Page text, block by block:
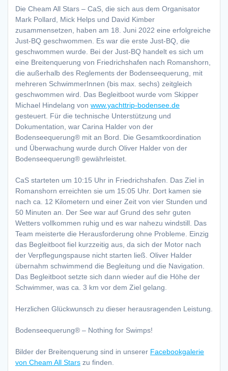
Die Cheam All Stars – CaS, die sich aus dem Organisator
Mark Pollard, Mick Helps und David Kimber
zusammensetzen, haben am 18. Juni 2022 eine erfolgreiche
Just-BQ geschwommen. Es war die erste Just-BQ, die
geschwommen wurde. Bei der Just-BQ handelt es sich um
eine Breitenquerung von Friedrichshafen nach Romanshorn,
die außerhalb des Reglements der Bodenseequerung, mit
mehreren SchwimmerInnen (bis max. sechs) zeitgleich
geschwommen wird. Das Begleitboot wurde vom Skipper
Michael Hindelang von www.yachttrip-bodensee.de
gesteuert. Für die technische Unterstützung und
Dokumentation, war Carina Halder von der
Bodenseequerung® mit an Bord. Die Gesamtkoordination
und Überwachung wurde durch Oliver Halder von der
Bodenseequerung® gewährleistet.
CaS starteten um 10:15 Uhr in Friedrichshafen. Das Ziel in
Romanshorn erreichten sie um 15:05 Uhr. Dort kamen sie
nach ca. 12 Kilometern und einer Zeit von vier Stunden und
50 Minuten an. Der See war auf Grund des sehr guten
Wetters vollkommen ruhig und es war nahezu windstill. Das
Team meisterte die Herausforderung ohne Probleme. Einzig
das Begleitboot fiel kurzzeitig aus, da sich der Motor nach
der Verpflegungspause nicht starten ließ. Oliver Halder
übernahm schwimmend die Begleitung und die Navigation.
Das Begleitboot setzte sich dann wieder auf die Höhe der
Schwimmer, was ca. 3 km vor dem Ziel gelang.
Herzlichen Glückwunsch zu dieser herausragenden Leistung.
Bodenseequerung® – Nothing for Swimps!
Bilder der Breitenquerung sind in unserer Facebookgalerie
von Cheam All Stars zu finden.